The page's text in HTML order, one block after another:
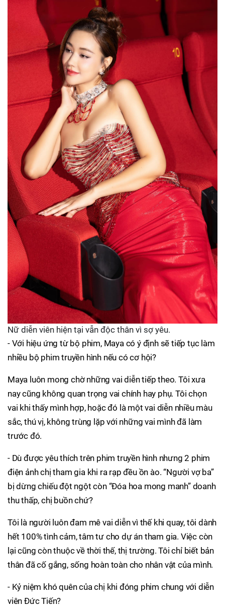
Nữ diễn viên hiện tại vẫn độc thân vì sợ yêu.
- Với hiệu ứng từ bộ phim, Maya có ý định sẽ tiếp tục làm
nhiều bộ phim truyền hình nếu có cơ hội?
Maya luôn mong chờ những vai diễn tiếp theo. Tôi xưa
nay cũng không quan trọng vai chính hay phụ. Tôi chọn
vai khi thấy mình hợp, hoặc đó là một vai diễn nhiều màu
sắc, thú vị, không trùng lặp với những vai mình đã làm
trước đó.
- Dù được yêu thích trên phim truyền hình nhưng 2 phim
điện ảnh chị tham gia khi ra rạp đều ồn ào. “Người vợ ba”
bị dừng chiếu đột ngột còn “Đóa hoa mong manh” doanh
thu thấp, chị buồn chứ?
Tôi là người luôn đam mê vai diễn vì thế khi quay, tôi dành
hết 100% tình cảm, tâm tư cho dự án tham gia. Việc còn
lại cũng còn thuộc về thời thế, thị trường. Tôi chỉ biết bản
thân đã cố gắng, sống hoàn toàn cho nhân vật của mình.
- Kỷ niệm khó quên của chị khi đóng phim chung với diễn
viên Đức Tiến?